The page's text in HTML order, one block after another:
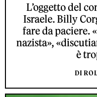
L’oggetto del
Israele. Billy
fare da paciere.
nazista»,
è
DI